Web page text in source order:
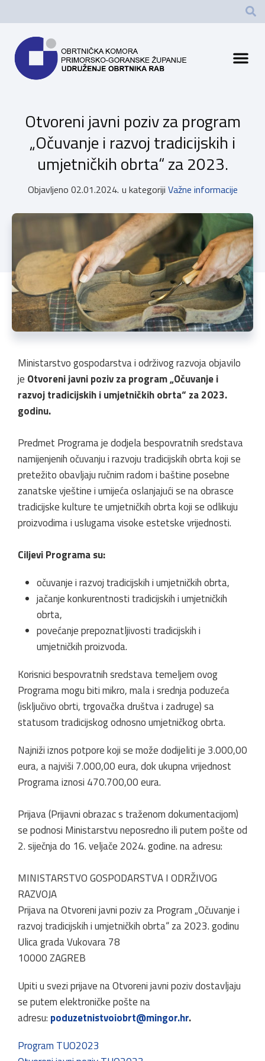
Otvoreni javni poziv za program
„Očuvanje i razvoj tradicijskih i
umjetničkih obrta“ za 2023.
Objavljeno 02.01.2024. u kategoriji Važne informacije
Ministarstvo gospodarstva i održivog razvoja objavilo
je Otvoreni javni poziv za program „Očuvanje i
razvoj tradicijskih i umjetničkih obrta“ za 2023.
godinu.
Predmet Programa je dodjela bespovratnih sredstava
namijenjenih očuvanju i razvoju tradicijskih obrta koji se
pretežito obavljaju ručnim radom i baštine posebne
zanatske vještine i umijeća oslanjajući se na obrasce
tradicijske kulture te umjetničkih obrta koji se odlikuju
proizvodima i uslugama visoke estetske vrijednosti.
Ciljevi Programa su:
očuvanje i razvoj tradicijskih i umjetničkih obrta,
jačanje konkurentnosti tradicijskih i umjetničkih
obrta,
povećanje prepoznatljivosti tradicijskih i
umjetničkih proizvoda.
Korisnici bespovratnih sredstava temeljem ovog
Programa mogu biti mikro, mala i srednja poduzeća
(isključivo obrti, trgovačka društva i zadruge) sa
statusom tradicijskog odnosno umjetničkog obrta.
Najniži iznos potpore koji se može dodijeliti je 3.000,00
eura, a najviši 7.000,00 eura, dok ukupna vrijednost
Programa iznosi 470.700,00 eura.
Prijava (Prijavni obrazac s traženom dokumentacijom)
se podnosi Ministarstvu neposredno ili putem pošte od
2. siječnja do 16. veljače 2024. godine. na adresu:
MINISTARSTVO GOSPODARSTVA I ODRŽIVOG
RAZVOJA
Prijava na Otvoreni javni poziv za Program „Očuvanje i
razvoj tradicijskih i umjetničkih obrta“ za 2023. godinu
Ulica grada Vukovara 78
10000 ZAGREB
Upiti u svezi prijave na Otvoreni javni poziv dostavljaju
se putem elektroničke pošte na
adresu: poduzetnistvoiobrt@mingor.hr.
Program TUO2023